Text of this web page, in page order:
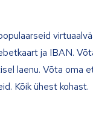
ja IBAN.
laenu. Võta oma
Kõik ühest kohast.